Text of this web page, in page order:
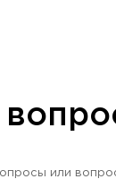
или